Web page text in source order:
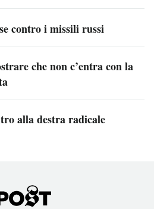
contro i missili russi
che non c’entra con la
alla destra radicale